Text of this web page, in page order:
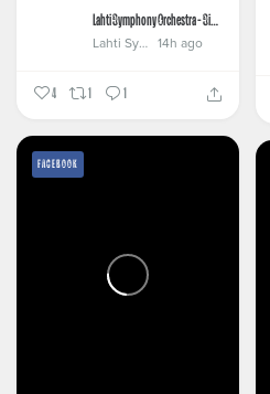
Lahti Symphony Orchestra - Sinfonia Lahti
Lahti Symphony Orchestra - Sinfonia Lahti 14h ago
4 1 1
FACEBOOK